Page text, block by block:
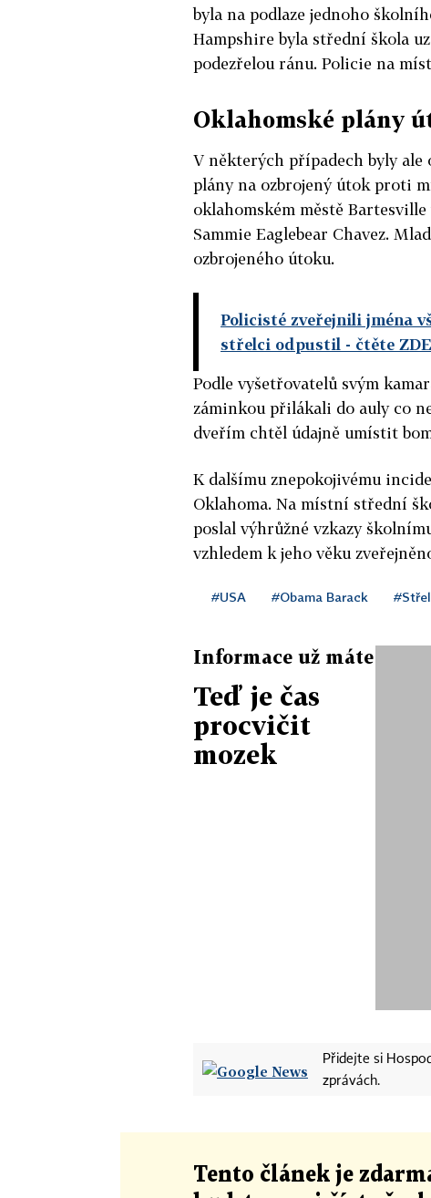
byla na podlaze jednoho
Hampshire byla střední škola
podezřelou ránu. Policie na
Oklahomské plány
V některých případech byly ale
plány na ozbrojený útok proti
oklahomském městě
Sammie Eaglebear Chavez.
ozbrojeného útoku.
Policisté zveřejnili jména
střelci odpustil - čtěte ZDE
Podle vyšetřovatelů svým
záminkou přilákali do auly co
dveřím chtěl údajně umístit
K dalšímu znepokojivému
Oklahoma. Na místní střední
poslal výhrůžné vzkazy
vzhledem k jeho věku
#USA #Obama Barack
Informace už máte
Teď je čas
procvičit
mozek
Přidejte si
zprávách.
Tento článek je